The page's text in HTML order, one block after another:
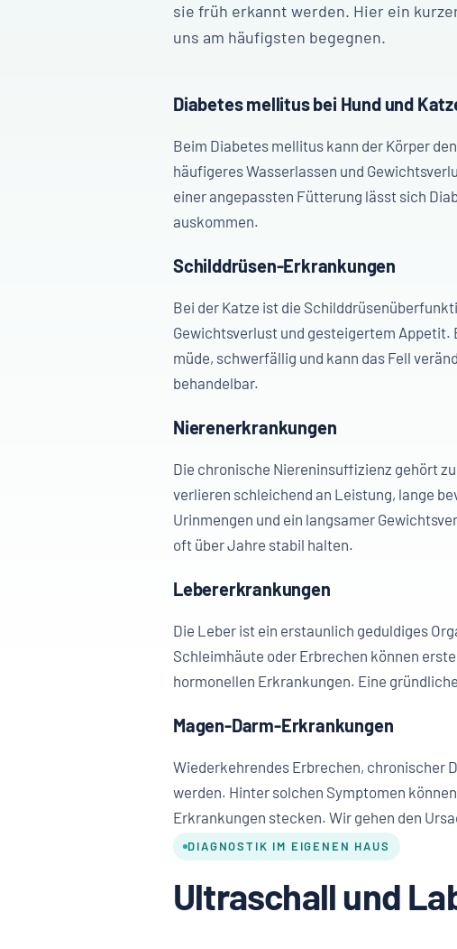
sie früh erkannt werden. Hier ein
uns am häufigsten begegnen.
Diabetes mellitus bei Hund und
Beim Diabetes mellitus kann der Körper
häufigeres Wasserlassen und
einer angepassten Fütterung lässt sich
auskommen.
Schilddrüsen-Erkrankungen
Bei der Katze ist die
Gewichtsverlust und gesteigertem
müde, schwerfällig und kann das Fell
behandelbar.
Nierenerkrankungen
Die chronische Niereninsuffizienz gehört
verlieren schleichend an Leistung, lange
Urinmengen und ein langsamer
oft über Jahre stabil halten.
Lebererkrankungen
Die Leber ist ein erstaunlich geduldiges
Schleimhäute oder Erbrechen können
hormonellen Erkrankungen. Eine
Magen-Darm-Erkrankungen
Wiederkehrendes Erbrechen, chronischer
werden. Hinter solchen Symptomen
Erkrankungen stecken. Wir gehen den
DIAGNOSTIK IM EIGENEN HAUS
Ultraschall und